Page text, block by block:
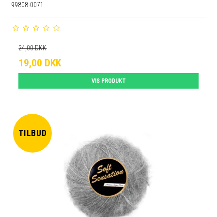
99808-0071
24,00 DKK
19,00 DKK
VIS PRODUKT
TILBUD